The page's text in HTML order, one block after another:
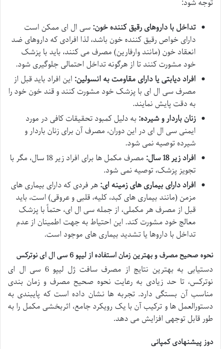
توجه شود:
تداخل با داروهای رقیق کننده خون: سی ال ای ممکن است
دارای خواص رقیق کننده خون باشد، لذا افرادی که داروهای ضد
انعقاد خون (مانند وارفارین) مصرف می کنند، باید با پزشک
خود مشورت کنند تا از هرگونه تداخل احتمالی جلوگیری شود.
افراد دیابتی یا دارای مقاومت به انسولین: این افراد باید قبل از
مصرف سی ال ای با پزشک خود مشورت کنند و قند خون خود را
به دقت پایش نمایند.
زنان باردار و شیرده: به دلیل کمبود تحقیقات کافی در مورد
ایمنی سی ال ای در این دوران، مصرف آن برای زنان باردار و
شیرده توصیه نمی شود.
افراد زیر 18 سال:
مصرف مکمل ها برای افراد زیر 18 سال، مگر با
تجویز پزشک، توصیه نمی شود.
افراد دارای بیماری های زمینه ای: هر فردی که دارای بیماری های
مزمن (مانند بیماری های کبد، کلیه، قلبی و عروقی) است، باید
قبل از مصرف هر مکملی، از جمله سی ال ای، حتماً با پزشک
معالج خود مشورت کند. این احتیاط به جهت اطمینان از عدم
تداخل با داروها یا تشدید بیماری های موجود است.
نحوه صحیح مصرف و بهترین زمان استفاده از لیپو 6 سی ال ای نوترکس
دستیابی به بهترین نتایج از مصرف سافت ژل لیپو 6 سی ال ای
نوترکس، تا حد زیادی به رعایت نحوه صحیح مصرف و زمان بندی
مناسب آن بستگی دارد. تجربه ها نشان داده است که پایبندی به
دستورالعمل ها و ترکیب آن با یک رویکرد جامع، اثربخشی مکمل را به
طور قابل توجهی افزایش می دهد.
دوز پیشنهادی کمپانی